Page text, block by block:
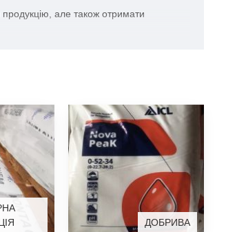
але також отримати
ДОБРИВА